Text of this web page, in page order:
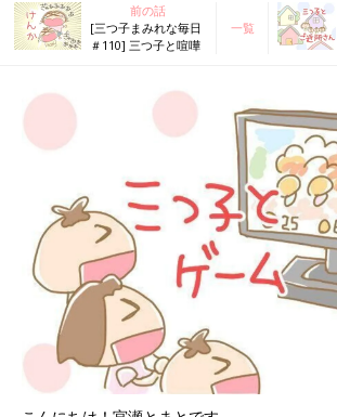
前の話
[三つ子まみれな毎日
＃110] 三つ子と喧嘩
一覧